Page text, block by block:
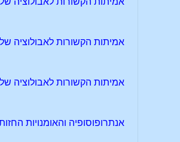
אמיתות הקשורות לאבולוציה של
אמיתות הקשורות לאבולוציה
אנתרופוסופיה והאומנויות